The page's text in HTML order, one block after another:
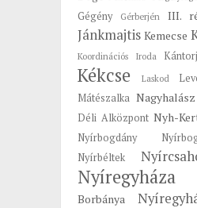
Gégény Gérberjén III.
Jánkmajtis Kemecse
Koordinációs Iroda
Kékcse Laskod
Mátészalka Nagyhalász
Déli Alközpont Nyh-
Nyírbogdány
Nyírbéltek
Nyíregyháza
Borbánya